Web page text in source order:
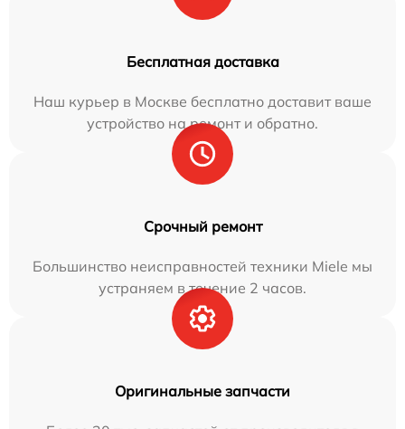
Бесплатная доставка
Наш курьер в Москве бесплатно доставит ваше
устройство на ремонт и обратно.
Срочный ремонт
Большинство неисправностей техники Miele мы
устраняем в течение 2 часов.
Оригинальные запчасти